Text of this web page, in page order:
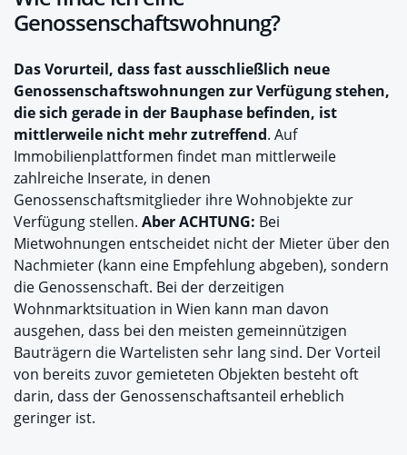
Genossenschaftswohnung?
Das Vorurteil, dass fast ausschließlich neue
Genossenschaftswohnungen zur Verfügung stehen,
die sich gerade in der Bauphase befinden, ist
mittlerweile nicht mehr zutreffend. Auf
Immobilienplattformen findet man mittlerweile
zahlreiche Inserate, in denen
Genossenschaftsmitglieder ihre Wohnobjekte zur
Verfügung stellen. Aber ACHTUNG: Bei
Mietwohnungen entscheidet nicht der Mieter über den
Nachmieter (kann eine Empfehlung abgeben), sondern
die Genossenschaft. Bei der derzeitigen
Wohnmarktsituation in Wien kann man davon
ausgehen, dass bei den meisten gemeinnützigen
Bauträgern die Wartelisten sehr lang sind. Der Vorteil
von bereits zuvor gemieteten Objekten besteht oft
darin, dass der Genossenschaftsanteil erheblich
geringer ist.